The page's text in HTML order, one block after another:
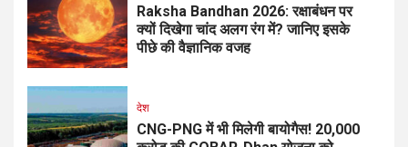
Raksha Bandhan 2026: रक्षाबंधन पर
क्यों दिखेगा चांद अलग रंग में? जानिए इसके
पीछे की वैज्ञानिक वजह
देश
CNG-PNG में भी मिलेगी बायोगैस! ₹20,000